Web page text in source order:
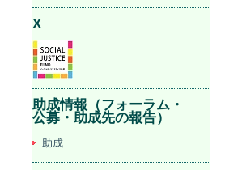
X
助成情報（フォーラム・
公募・助成先の報告）
助成